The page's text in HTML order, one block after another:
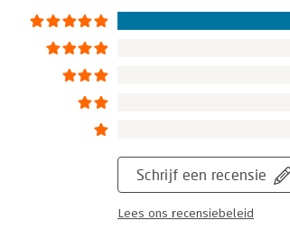
je hoe je in vijf stappen
Schrijf een recensie
Lees ons recensiebeleid